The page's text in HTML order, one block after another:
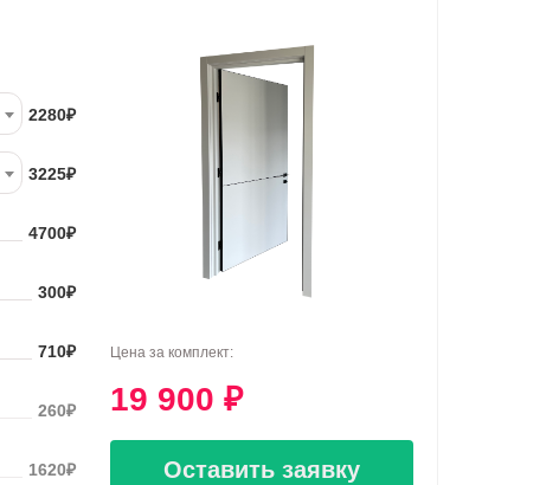
2280₽
3225₽
4700₽
300₽
710₽
260₽
1620₽
Цена за комплект:
19 900 ₽
Оставить заявку